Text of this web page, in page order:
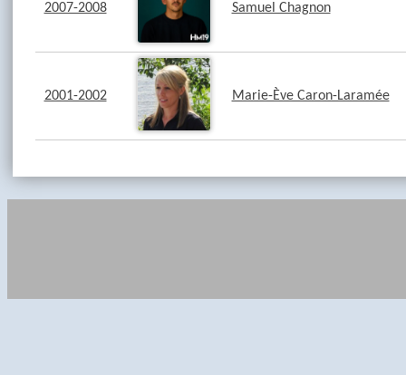
2007-2008 Samuel Chagnon
2001-2002 Marie-Ève Caron-Laramée